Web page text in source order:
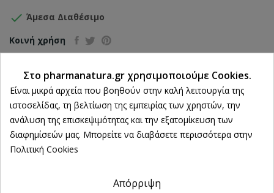
 Άμεσα Διαθέσιμο
Κοινή χρήση
Δωρεάν Αποστολή άνω των 39€
ΔΩΡΕΑΝ Αντικαταβολή
100% Επιστροφή χρημάτων
εντός 14 ημερών
από 2 Φυσικά Καταστήματα
Στο pharmanatura.gr χρησιμοποιούμε Cookies.
Είναι μικρά αρχεία που βοηθούν στην καλή λειτουργία της
ιστοσελίδας, τη βελτίωση της εμπειρίας των χρηστών, την
ανάλυση της επισκεψιμότητας και την εξατομίκευση των
διαφημίσεών μας. Μπορείτε να διαβάσετε περισσότερα στην
Πολιτική Cookies
Απόρριψη